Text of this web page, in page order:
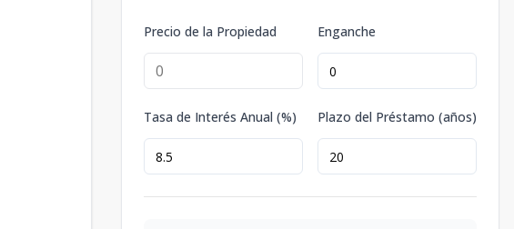
Precio de la Propiedad Enganche
Tasa de Interés Anual (%) Plazo del Préstamo (años)